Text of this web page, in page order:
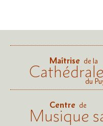
Maîtrise de la
Cathédrale
du
Centre de
Musique